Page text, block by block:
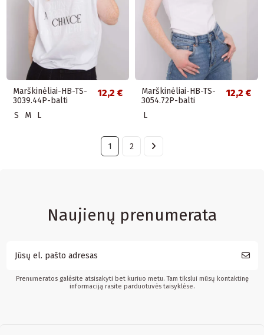
Marškinėliai-HB-TS-
3039.44P-balti
12,2 €
S M L
Marškinėliai-HB-TS-
3054.72P-balti
12,2 €
L
1 2
Naujienų prenumerata
Prenumeratos galėsite atsisakyti bet kuriuo metu. Tam tikslui mūsų kontaktinę
informaciją rasite parduotuvės taisyklėse.